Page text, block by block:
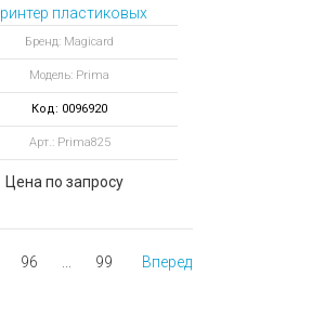
с кодировщиком контактных смарт-
пластиковых
карт Prima Duo Mag
Smart
Бренд: Magicard
Модель: Prima
Код: 0096920
Арт.: Prima825
Цена по запросу
96 99 Вперед